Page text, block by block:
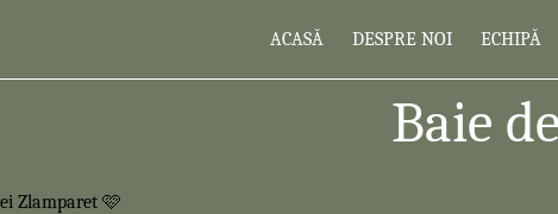
ACASĂ DESPRE NOI ECHIPĂ
Baie
Zlamparet 🩷